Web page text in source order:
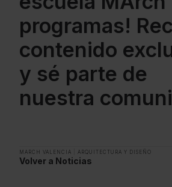
programas!
contenido
y sé parte de
nuestra
MARCH VALENCIA ARQUITECTURA Y DISEÑO
Volver a Noticias